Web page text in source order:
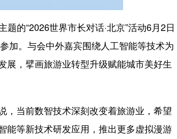
的“2026世界市长对话·北京”活动6月2日
加。与会中外嘉宾围绕人工智能等技术为
展，擘画旅游业转型升级赋能城市美好生
当前数智技术深刻改变着旅游业，希望
能等新技术研发应用，推出更多虚拟漫游